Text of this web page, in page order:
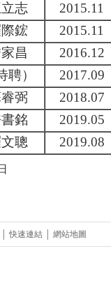
志
2015.11
鋐
2015.11
昌
2016.12
聘）
2017.09
弼
2018.07
銘
2019.05
聰 2019.08
│快速連結 網站地圖